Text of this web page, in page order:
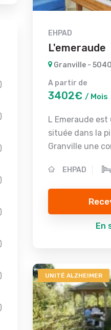
EHPAD
L'emeraude
Granville -
A partir de
3402€ / Mois
L Emeraude est
située dans la
Granville une
EHPAD
En
UNITÉ ALZHEIMER